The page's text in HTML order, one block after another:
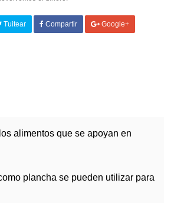
Tuitear Compartir Google+
alimentos que se apoyan en
plancha se pueden utilizar para